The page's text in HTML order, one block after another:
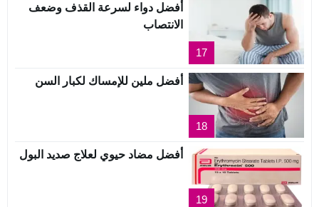
17
أفضل دواء لسرعة القذف وضعف
الانتصاب
18
أفضل ملين للإمساك لكبار السن
19
أفضل مضاد حيوي لعلاج صديد البول